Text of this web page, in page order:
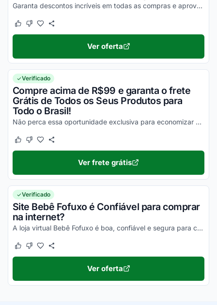
Garanta descontos incríveis em todas as compras e aproveite com as melhores vantagens ainda hoje!
Este cupom funcionou
Este cupom não funcionou
Ver oferta
Verificado
Compre acima de R$99 e garanta o frete
Grátis de Todos os Seus Produtos para
Todo o Brasil!
Não perca essa oportunidade exclusiva para economizar em todas as suas compras e usufrua já de todos os seus descontos!
Este cupom funcionou
Este cupom não funcionou
Ver frete grátis
Verificado
Site Bebê Fofuxo é Confiável para comprar
na internet?
A loja virtual Bebê Fofuxo é boa, confiável e segura para compras online. Pesquise, confira os comentários e constate!
Este cupom funcionou
Este cupom não funcionou
Ver oferta